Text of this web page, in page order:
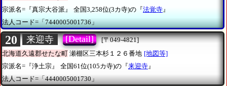
宗派名=『真宗大谷派』
全国3,258位(3カ寺)の『法覚寺 』
法人コード=「7440005001736」
20 来迎寺 [Detail]
[〒049-4821]
北海道久遠郡せたな町 瀬棚区三本杉１２６番地 [地図等]
宗派名=『浄土宗』
全国61位(105カ寺)の『来迎寺 』
法人コード=「4440005001730」